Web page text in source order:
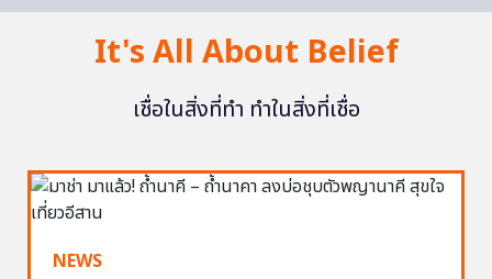
It's All About Belief
เชื่อในสิ่งที่ทำ ทำในสิ่งที่เชื่อ
NEWS